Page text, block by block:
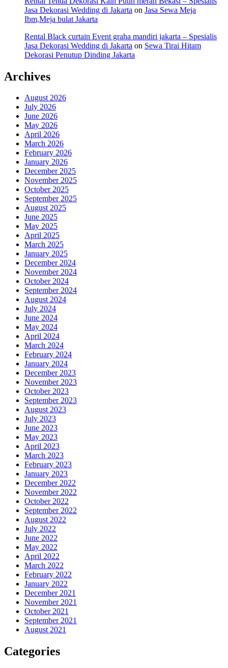
Jasa Dekorasi Wedding di Jakarta on Jasa Sewa Meja
Ibm,Meja bulat Jakarta
Rental Black curtain Event graha mandiri jakarta – Spesialis
Jasa Dekorasi Wedding di Jakarta on Sewa Tirai Hitam
Dekorasi Penutup Dinding Jakarta
Archives
August 2026
July 2026
June 2026
May 2026
April 2026
March 2026
February 2026
January 2026
December 2025
November 2025
October 2025
September 2025
August 2025
June 2025
May 2025
April 2025
March 2025
January 2025
December 2024
November 2024
October 2024
September 2024
August 2024
July 2024
June 2024
May 2024
April 2024
March 2024
February 2024
January 2024
December 2023
November 2023
October 2023
September 2023
August 2023
July 2023
June 2023
May 2023
April 2023
March 2023
February 2023
January 2023
December 2022
November 2022
October 2022
September 2022
August 2022
July 2022
June 2022
May 2022
April 2022
March 2022
February 2022
January 2022
December 2021
November 2021
October 2021
September 2021
August 2021
Categories